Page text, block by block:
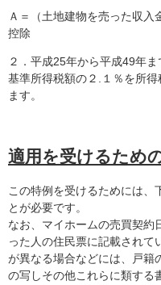
Ａ＝（土地建物を売った収入
控除
２．平成25年から平成49年
基準所得税額の２.１％を所
ます。
適用を受けるため
この特例を受けるためには、
とが必要です。
なお、マイホームの売買契約
った人の住民票に記載されて
が異なる場合などには、戸籍
の写しその他これらに類する